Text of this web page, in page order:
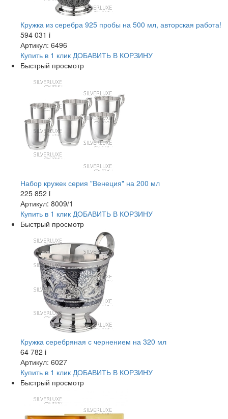
Кружка из серебра 925 пробы на 500 мл, авторская работа!
594 031 i
Артикул: 6496
Купить в 1 клик ДОБАВИТЬ В КОРЗИНУ
Быстрый просмотр
Набор кружек серия "Венеция" на 200 мл
225 852 i
Артикул: 8009/1
Купить в 1 клик ДОБАВИТЬ В КОРЗИНУ
Быстрый просмотр
Кружка серебряная с чернением на 320 мл
64 782 i
Артикул: 6027
Купить в 1 клик ДОБАВИТЬ В КОРЗИНУ
Быстрый просмотр